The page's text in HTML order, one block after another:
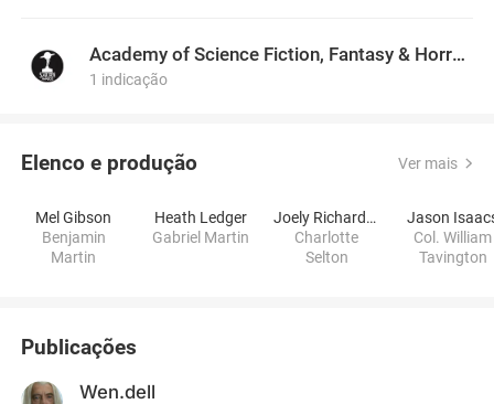
Academy of Science Fiction, Fantasy & Horror Films, USA
1 indicação
Elenco e produção Ver mais
Mel Gibson
Benjamin
Martin
Heath Ledger
Gabriel Martin
Joely Richardson
Charlotte
Selton
Jason
Col. William
Tavington
Publicações
Wen.dell